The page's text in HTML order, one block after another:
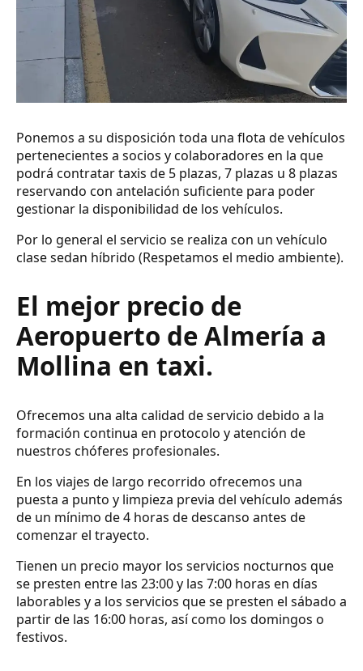
Ponemos a su disposición toda una flota de vehículos
pertenecientes a socios y colaboradores en la que
podrá contratar taxis de 5 plazas, 7 plazas u 8 plazas
reservando con antelación suficiente para poder
gestionar la disponibilidad de los vehículos.
Por lo general el servicio se realiza con un vehículo
clase sedan híbrido (Respetamos el medio ambiente).
El mejor precio de
Aeropuerto de Almería a
Mollina en taxi.
Ofrecemos una alta calidad de servicio debido a la
formación continua en protocolo y atención de
nuestros chóferes profesionales.
En los viajes de largo recorrido ofrecemos una
puesta a punto y limpieza previa del vehículo además
de un mínimo de 4 horas de descanso antes de
comenzar el trayecto.
Tienen un precio mayor los servicios nocturnos que
se presten entre las 23:00 y las 7:00 horas en días
laborables y a los servicios que se presten el sábado a
partir de las 16:00 horas, así como los domingos o
festivos.